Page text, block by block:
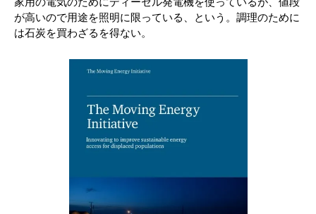
が高いので用途を照明に限っている、という。調理のために
は石炭を買わざるを得ない。